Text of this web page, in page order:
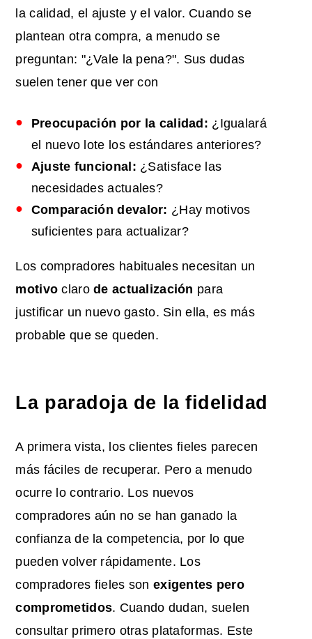
la calidad, el ajuste y el valor. Cuando se
plantean otra compra, a menudo se
preguntan: "¿Vale la pena?". Sus dudas
suelen tener que ver con
Preocupación por la calidad: ¿Igualará
el nuevo lote los estándares anteriores?
Ajuste funcional: ¿Satisface las
necesidades actuales?
Comparación devalor: ¿Hay motivos
suficientes para actualizar?
Los compradores habituales necesitan un
motivo clarode actualización para
justificar un nuevo gasto. Sin ella, es más
probable que se queden.
La paradoja de la fidelidad
A primera vista, los clientes fieles parecen
más fáciles de recuperar. Pero a menudo
ocurre lo contrario. Los nuevos
compradores aún no se han ganado la
confianza de la competencia, por lo que
pueden volver rápidamente. Los
compradores fieles sonexigentes pero
comprometidos. Cuando dudan, suelen
consultar primero otras plataformas. Este